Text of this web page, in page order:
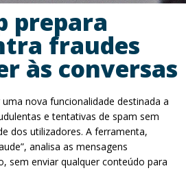
prepara
fraudes
às conversas
nova funcionalidade destinada a
e tentativas de spam sem
dos utilizadores. A ferramenta,
analisa as mensagens
sem enviar qualquer conteúdo para